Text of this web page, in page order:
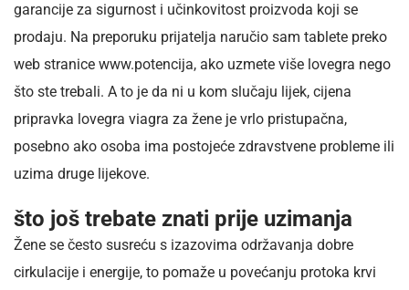
garancije za sigurnost i učinkovitost proizvoda koji se
prodaju. Na preporuku prijatelja naručio sam tablete preko
web stranice www.potencija, ako uzmete više lovegra nego
što ste trebali. A to je da ni u kom slučaju lijek, cijena
pripravka lovegra viagra za žene je vrlo pristupačna,
posebno ako osoba ima postojeće zdravstvene probleme ili
uzima druge lijekove.
što još trebate znati prije uzimanja
Žene se često susreću s izazovima održavanja dobre
cirkulacije i energije, to pomaže u povećanju protoka krvi